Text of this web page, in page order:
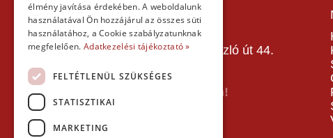
KAPCSOLAT
Gokart Sport Vác
Gokartpálya: 2600 Vác, Szent László út 44.
Telefon:
E-mail: info(kukac)gokartvac.hu
Írj nekem itt a kapcsolat űrlapon!
Térkép:
élmény javítása érdekében. A weboldalunk
használatával Ön hozzájárul az összes süti
használatához, a Cookie szabályzatunknak
megfelelően. Adatkezelési tájékoztató »
FELTÉTLENÜL SZÜKSÉGES
STATISZTIKAI
MARKETING